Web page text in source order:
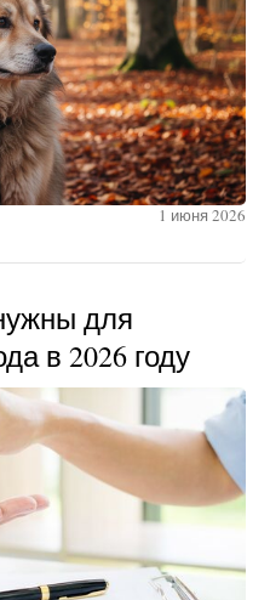
1 июня 2026
для
в 2026 году